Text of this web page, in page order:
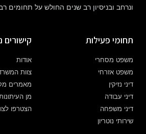
ונרחב ובניסיון רב שנים החולש על תחומים
תחומי פעילות
משפט מסחרי
משפט אזרחי
דיני נזיקין
דיני עבודה
דיני משפחה
שירותי נוטריון
קישורים
אודות
צוות
מאמרים
מן
הצטרפו